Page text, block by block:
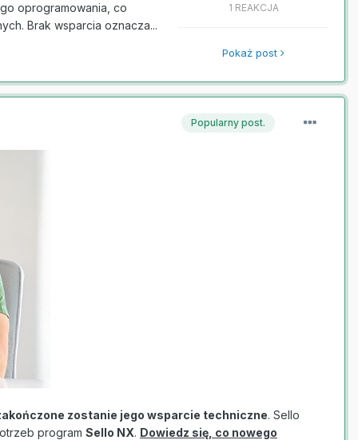
oprogramowania, co
Brak wsparcia oznacza...
1 REAKCJA
Pokaż post
Popularny post.
zostanie jego wsparcie techniczne. Sello
program Sello NX. Dowiedz się, co nowego